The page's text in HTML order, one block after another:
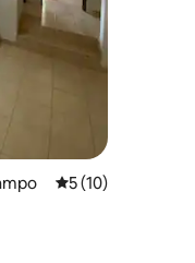
Calificación
5 (10)